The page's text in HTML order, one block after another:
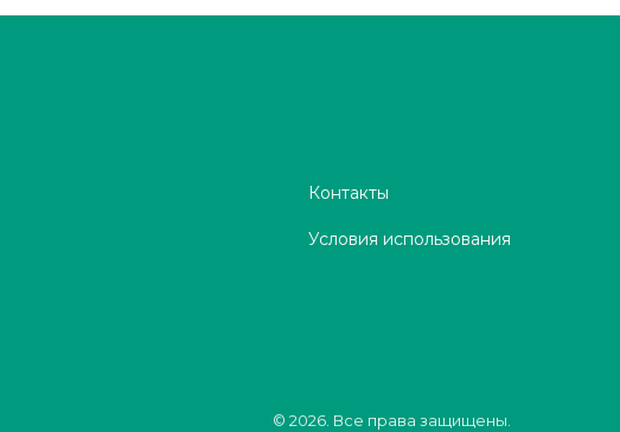
Контакты
Условия использования
© 2026. Все права защищены.